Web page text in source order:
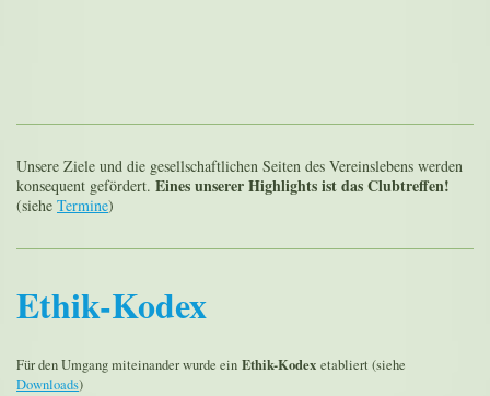
Unsere Ziele und die gesellschaftlichen Seiten des Vereinslebens werden
konsequent gefördert. Eines unserer Highlights ist das Clubtreffen!
(siehe Termine)
Ethik-Kodex
Für den Umgang miteinander wurde ein Ethik-Kodex etabliert (siehe
Downloads)